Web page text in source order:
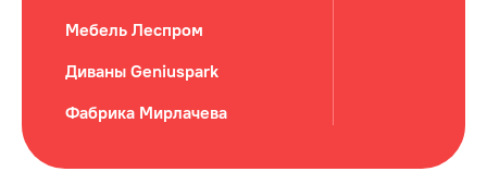
Мебель Леспром
Диваны Geniuspark
Фабрика Мирлачева